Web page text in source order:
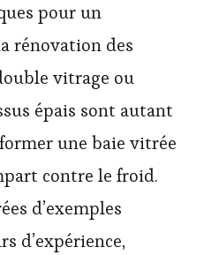
pour un
rénovation des
vitrage ou
épais sont autant
une baie vitrée
contre le froid.
d’exemples
d’expérience,